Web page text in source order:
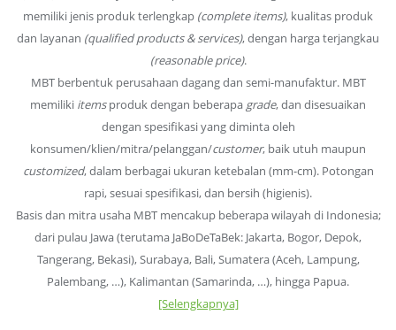
memiliki jenis produk terlengkap (complete items), kualitas produk
dan layanan (qualified products & services), dengan harga terjangkau
(reasonable price).
MBT berbentuk perusahaan dagang dan semi-manufaktur. MBT
memiliki itemsproduk dengan beberapa grade, dan disesuaikan
dengan spesifikasi yang diminta oleh
konsumen/klien/mitra/pelanggan/customer, baik utuh maupun
customized, dalam berbagai ukuran ketebalan (mm-cm). Potongan
rapi, sesuai spesifikasi, dan bersih (higienis).
Basis dan mitra usaha MBT mencakup beberapa wilayah di Indonesia;
dari pulau Jawa (terutama JaBoDeTaBek: Jakarta, Bogor, Depok,
Tangerang, Bekasi), Surabaya, Bali, Sumatera (Aceh, Lampung,
Palembang, …), Kalimantan (Samarinda, …), hingga Papua.
[Selengkapnya]